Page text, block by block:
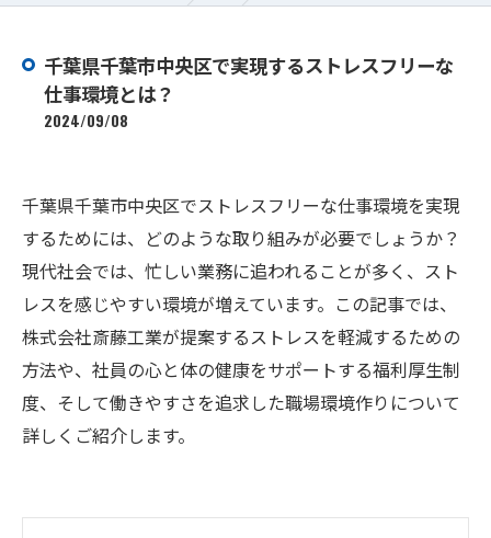
千葉県千葉市中央区で実現するストレスフリーな
仕事環境とは？
2024/09/08
千葉県千葉市中央区でストレスフリーな仕事環境を実現
するためには、どのような取り組みが必要でしょうか？
現代社会では、忙しい業務に追われることが多く、スト
レスを感じやすい環境が増えています。この記事では、
株式会社斎藤工業が提案するストレスを軽減するための
方法や、社員の心と体の健康をサポートする福利厚生制
度、そして働きやすさを追求した職場環境作りについて
詳しくご紹介します。